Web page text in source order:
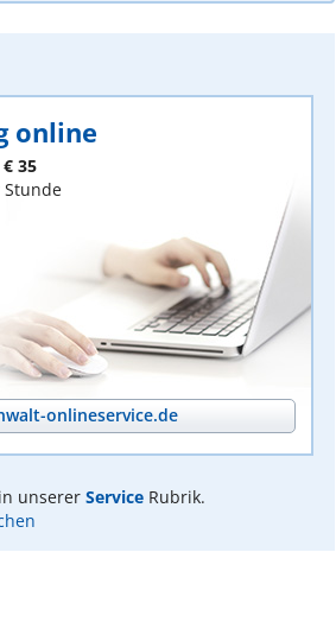
online
€ 35
onlineservice.de
unserer ServiceRubrik.